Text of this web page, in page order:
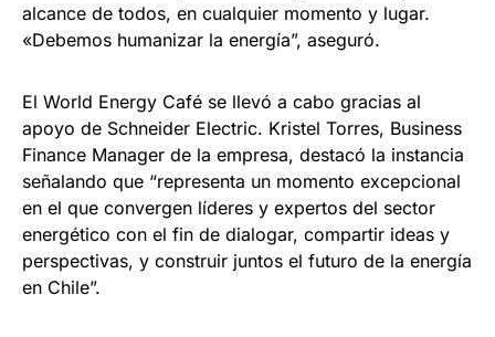
alcance de todos, en cualquier momento y lugar.
«Debemos humanizar la energía”, aseguró.
El World Energy Café se llevó a cabo gracias al
apoyo de Schneider Electric. Kristel Torres, Business
Finance Manager de la empresa, destacó la instancia
señalando que “representa un momento excepcional
en el que convergen líderes y expertos del sector
energético con el fin de dialogar, compartir ideas y
perspectivas, y construir juntos el futuro de la energía
en Chile”.